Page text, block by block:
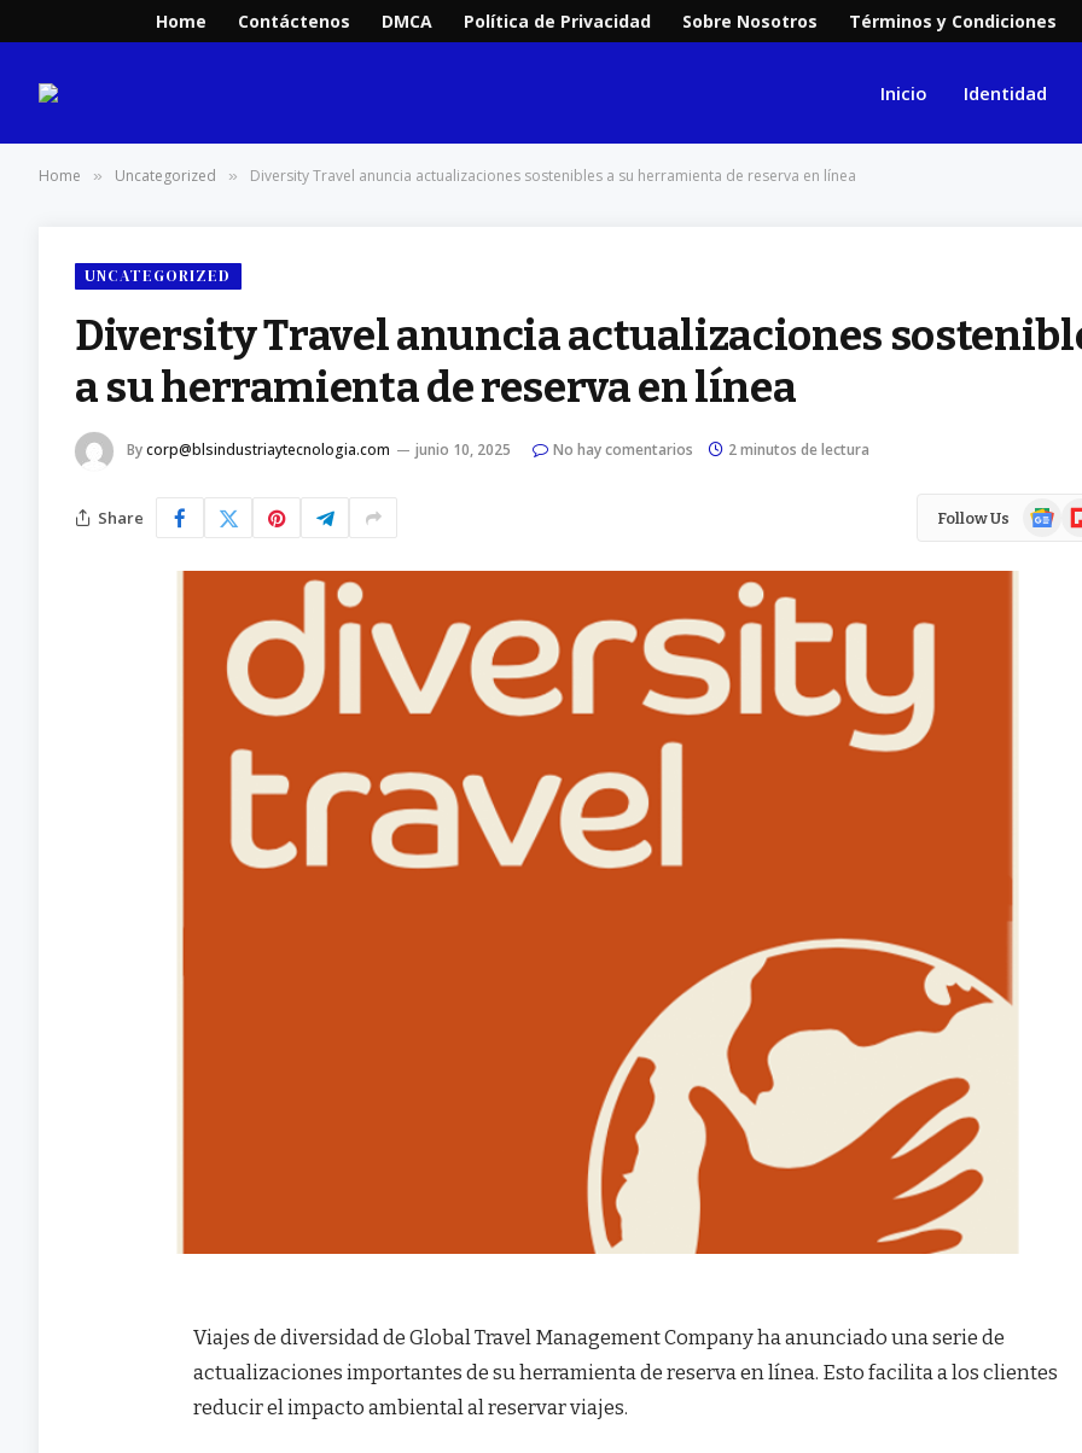
Home Contáctenos DMCA Política de Privacidad Sobre Nosotros Términos y Condiciones
Inicio Identidad
Home » Uncategorized » Diversity Travel anuncia actualizaciones sostenibles a su herramienta de reserva en línea
UNCATEGORIZED
Diversity Travel anuncia actualizaciones
a su herramienta de reserva en línea
Bycorp@blsindustriaytecnologia.com junio 10, 2025 No hay comentarios 2 minutos de lectura
Share Follow Us
Google
Viajes de diversidad de Global Travel Management Company ha anunciado una serie de
actualizaciones importantes de su herramienta de reserva en línea. Esto facilita a los clientes
reducir el impacto ambiental al reservar viajes.